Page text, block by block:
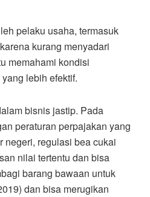
pelaku usaha, termasuk
kurang menyadari
memahami kondisi
lebih efektif.
bisnis jastip. Pada
peraturan perpajakan yang
negeri, regulasi bea cukai
nilai tertentu dan bisa
barang bawaan untuk
dan bisa merugikan